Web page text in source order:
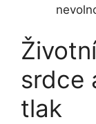
srdce
tlak